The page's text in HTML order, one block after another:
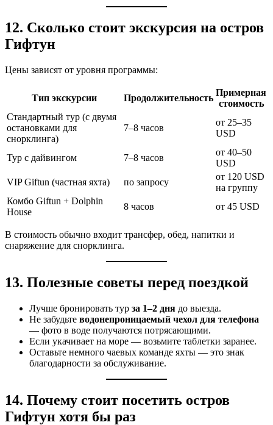
12. Сколько стоит экскурсия на остров
Гифтун
Цены зависят от уровня программы:
Тип экскурсии Продолжительность
Примерная
стоимость
Стандартный тур (с двумя
остановками для
снорклинга)
7–8 часов
от 25–35
USD
Тур с дайвингом 7–8 часов
от 40–50
USD
VIP Giftun (частная яхта)
по запросу
от 120 USD
на группу
Комбо Giftun + Dolphin
House
8 часов от 45 USD
В стоимость обычно входит трансфер, обед, напитки и
снаряжение для снорклинга.
13. Полезные советы перед поездкой
Лучше бронировать тур за 1–2 дня до выезда.
Не забудьте водонепроницаемый чехол для телефона
— фото в воде получаются потрясающими.
Если укачивает на море — возьмите таблетки заранее.
Оставьте немного чаевых команде яхты — это знак
благодарности за обслуживание.
14. Почему стоит посетить остров
Гифтун хотя бы раз